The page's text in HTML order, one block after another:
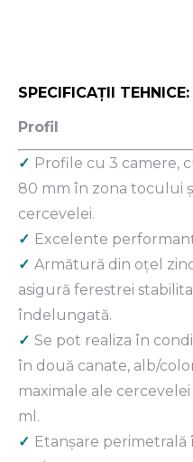
SPECIFICAȚII TEHNICE:
Profil
✓ Profile cu 3 camere,
80 mm în zona tocului
cercevelei.
✓ Excelente
✓ Armătură din oţel
asigură ferestrei
îndelungată.
✓ Se pot realiza în
în două canate, alb/
maximale ale cercevelei
ml.
✓ Etanşare